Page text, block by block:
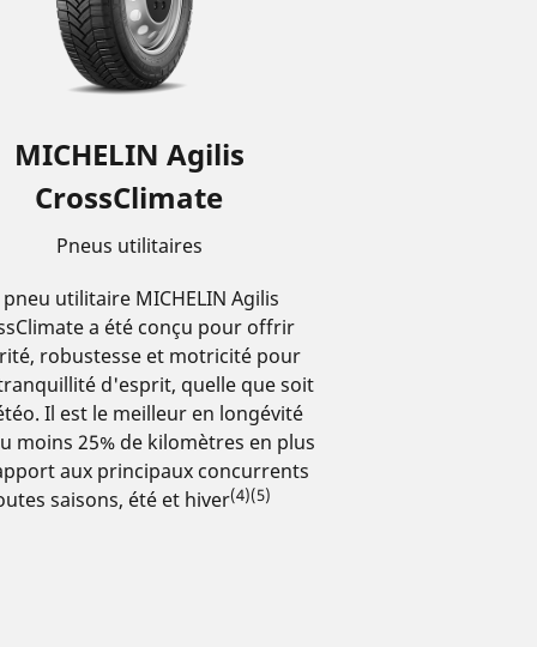
MICHELIN Agilis
CrossClimate
Pneus utilitaires
pneu utilitaire MICHELIN Agilis
a été conçu pour offrir
robustesse et motricité pour
d'esprit, quelle que soit
Il est le meilleur en longévité
moins 25% de kilomètres en plus
aux principaux concurrents
saisons, été et hiver(4)(5)